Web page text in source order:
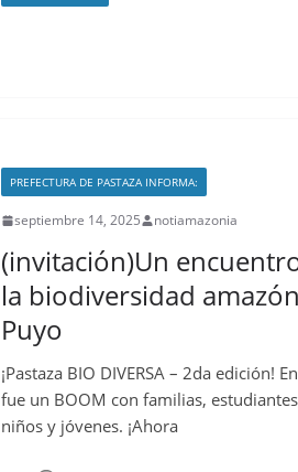
PREFECTURA DE PASTAZA INFORMA:
septiembre 14, 2025 notiamazonia
(invitación)Un
la biodiversidad
Puyo
¡Pastaza BIO DIVERSA – 2da edición!
fue un BOOM con familias,
niños y jóvenes. ¡Ahora